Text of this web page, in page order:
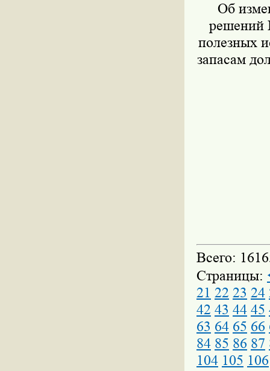
Об
решений
полезных
запасам
Всего:
Страницы:
21 22 23 24
42 43 44 45
63 64 65 66
84 85 86 87
104 105 106